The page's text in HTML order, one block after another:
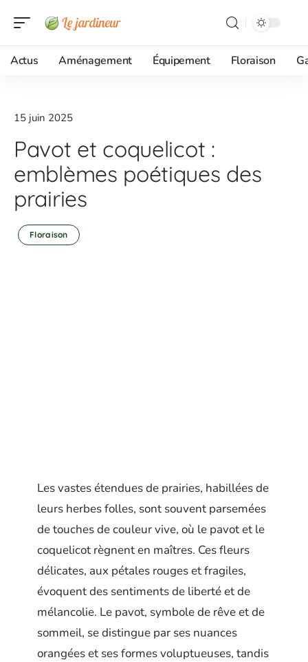
Actus Aménagement Équipement Floraison
15 juin 2025
Pavot et coquelicot :
emblèmes poétiques des
prairies
Floraison
Les vastes étendues de prairies, habillées de
leurs herbes folles, sont souvent parsemées
de touches de couleur vive, où le pavot et le
coquelicot règnent en maîtres. Ces fleurs
délicates, aux pétales rouges et fragiles,
évoquent des sentiments de liberté et de
mélancolie. Le pavot, symbole de rêve et de
sommeil, se distingue par ses nuances
orangées et ses formes voluptueuses, tandis